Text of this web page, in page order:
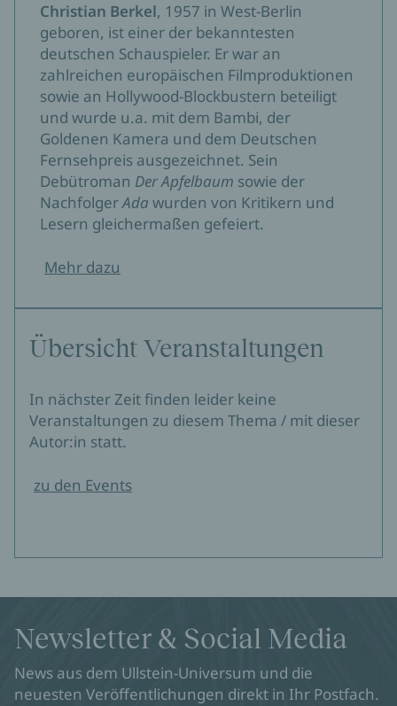
Christian Berkel, 1957 in West-Berlin
geboren, ist einer der bekanntesten
deutschen Schauspieler. Er war an
zahlreichen europäischen Filmproduktionen
sowie an Hollywood-Blockbustern beteiligt
und wurde u.a. mit dem Bambi, der
Goldenen Kamera und dem Deutschen
Fernsehpreis ausgezeichnet. Sein
Debütroman Der Apfelbaum sowie der
NachfolgerAda wurden von Kritikern und
Lesern gleichermaßen gefeiert.
Mehr dazu
Übersicht Veranstaltungen
In nächster Zeit finden leider keine
Veranstaltungen zu diesem Thema / mit dieser
Autor:in statt.
zu den Events
Newsletter & Social Media
News aus dem Ullstein-Universum und die
neuesten Veröffentlichungen direkt in Ihr Postfach.